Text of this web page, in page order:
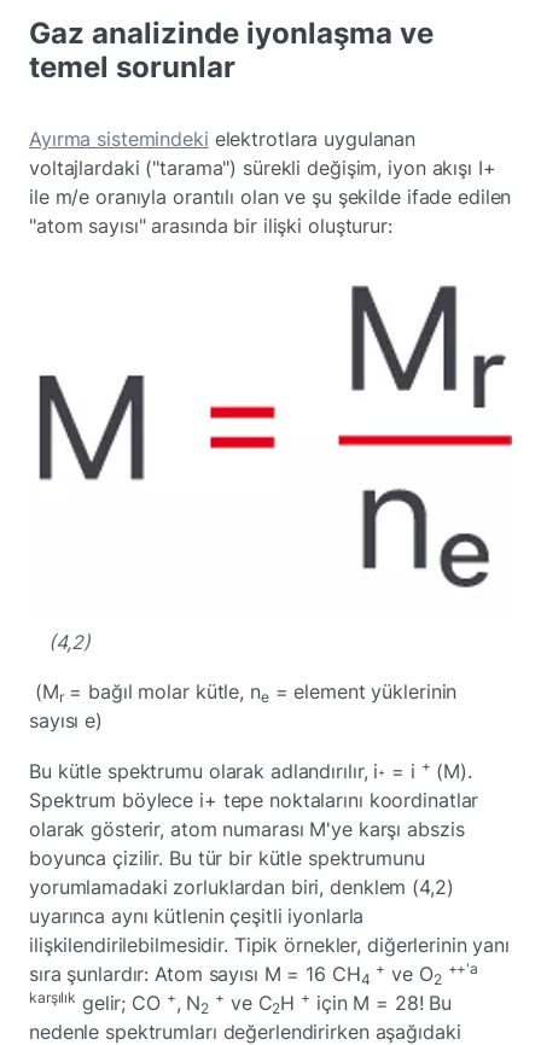
Gaz analizinde iyonlaşma ve
temel sorunlar
Ayırma sistemindeki elektrotlara uygulanan
voltajlardaki ("tarama") sürekli değişim, iyon akışı I+
ile m/e oranıyla orantılı olan ve şu şekilde ifade edilen
"atom sayısı" arasında bir ilişki oluşturur:
(4,2)
(Mr= bağıl molar kütle, ne= element yüklerinin
sayısı e)
Bu kütle spektrumu olarak adlandırılır, i+ = i + (M).
Spektrum böylece i+ tepe noktalarını koordinatlar
olarak gösterir, atom numarası M'ye karşı abszis
boyunca çizilir. Bu tür bir kütle spektrumunu
yorumlamadaki zorluklardan biri, denklem (4,2)
uyarınca aynı kütlenin çeşitli iyonlarla
ilişkilendirilebilmesidir. Tipik örnekler, diğerlerinin yanı
sıra şunlardır: Atom sayısı M = 16 CH4
+ ve O2
++'a
karşılık gelir; CO +, N2
+ ve C2H + için M = 28! Bu
nedenle spektrumları değerlendirirken aşağıdaki